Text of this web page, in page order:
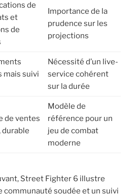
de
et
de
Importance de la
prudence sur les
projections
mais suivi
Nécessité d’un live-
service cohérent
sur la durée
de ventes
durable
Modèle de
référence pour un
jeu de combat
moderne
Street Fighter 6 illustre
communauté soudée et un suivi